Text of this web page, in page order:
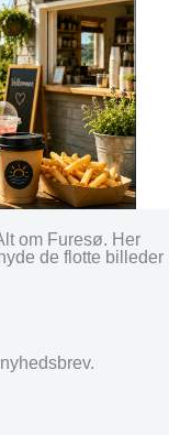
om Furesø. Her
de flotte billeder